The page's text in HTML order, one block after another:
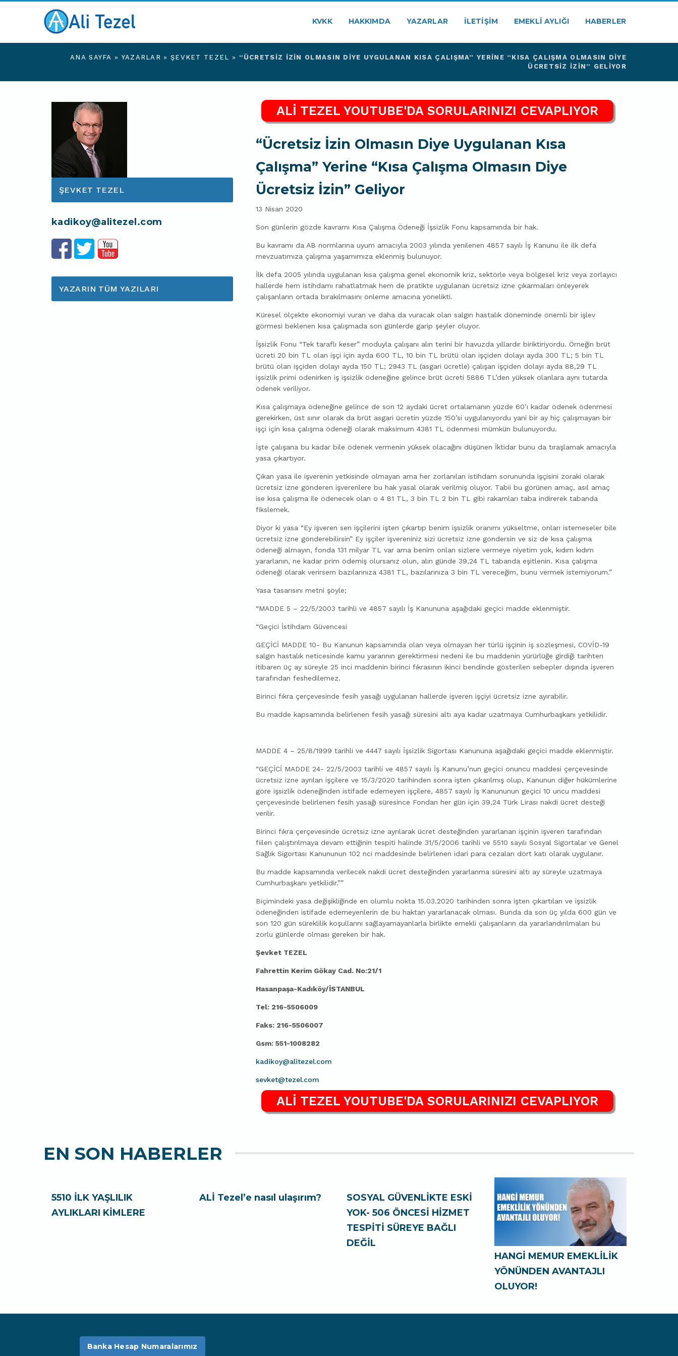
KVKK HAKKIMDA YAZARLAR İLETIŞIM EMEKLI AYLIĞI HABERLER
ANA SAYFA »YAZARLAR » ŞEVKET TEZEL » “ÜCRETSIZ İZIN OLMASIN DIYE UYGULANAN KISA ÇALIŞMA” YERINE “KISA ÇALIŞMA OLMASIN DIYE
ÜCRETSIZ İZIN” GELIYOR
ŞEVKET TEZEL
kadikoy@alitezel.com
YAZARIN TÜM YAZILARI
ALİ TEZEL YOUTUBE'DA SORULARINIZI CEVAPLIYOR
“Ücretsiz İzin Olmasın Diye Uygulanan Kısa
Çalışma” Yerine “Kısa Çalışma Olmasın Diye
Ücretsiz İzin” Geliyor
13 Nisan 2020
Son günlerin gözde kavramı Kısa Çalışma Ödeneği İşsizlik Fonu kapsamında bir hak.
Bu kavramı da AB normlarına uyum amacıyla 2003 yılında yenilenen 4857 sayılı İş Kanunu ile ilk defa
mevzuatımıza çalışma yaşamımıza eklenmiş bulunuyor.
İlk defa 2005 yılında uygulanan kısa çalışma genel ekonomik kriz, sektörle veya bölgesel kriz veya zorlayıcı
hallerde hem istihdamı rahatlatmak hem de pratikte uygulanan ücretsiz izne çıkarmaları önleyerek
çalışanların ortada bırakılmasını önleme amacına yönelikti.
Küresel ölçekte ekonomiyi vuran ve daha da vuracak olan salgın hastalık döneminde önemli bir işlev
görmesi beklenen kısa çalışmada son günlerde garip şeyler oluyor.
İşsizlik Fonu “Tek taraflı keser” moduyla çalışanı alın terini bir havuzda yıllardır biriktiriyordu. Örneğin brüt
ücreti 20 bin TL olan işçi için ayda 600 TL, 10 bin TL brütü olan işçiden dolayı ayda 300 TL; 5 bin TL
brütü olan işçiden dolayı ayda 150 TL; 2943 TL (asgari ücretle) çalışan işçiden dolayı ayda 88,29 TL
işsizlik primi ödenirken iş işsizlik ödeneğine gelince brüt ücreti 5886 TL’den yüksek olanlara aynı tutarda
ödenek veriliyor.
Kısa çalışmaya ödeneğine gelince de son 12 aydaki ücret ortalamanın yüzde 60’ı kadar ödenek ödenmesi
gerekirken, üst sınır olarak da brüt asgari ücretin yüzde 150’si uygulanıyordu yani bir ay hiç çalışmayan bir
işçi için kısa çalışma ödeneği olarak maksimum 4381 TL ödenmesi mümkün bulunuyordu.
İşte çalışana bu kadar bile ödenek vermenin yüksek olacağını düşünen İktidar bunu da tıraşlamak amacıyla
yasa çıkartıyor.
Çıkan yasa ile işverenin yetkisinde olmayan ama her zorlanılan istihdam sorununda işçisini zoraki olarak
ücretsiz izne gönderen işverenlere bu hak yasal olarak verilmiş oluyor. Tabii bu görünen amaç, asıl amaç
ise kısa çalışma ile ödenecek olan o 4 81 TL, 3 bin TL 2 bin TL gibi rakamları taba indirerek tabanda
fikslemek.
Diyor ki yasa “Ey işveren sen işçilerini işten çıkartıp benim işsizlik oranımı yükseltme, onları istemeseler bile
ücretsiz izne gönderebilirsin” Ey işçiler işvereniniz sizi ücretsiz izne göndersin ve siz de kısa çalışma
ödeneği almayın, fonda 131 milyar TL var ama benim onları sizlere vermeye niyetim yok, kıdım kıdım
yararlanın, ne kadar prim ödemiş olursanız olun, alın günde 39,24 TL tabanda eşitlenin. Kısa çalışma
ödeneği olarak verirsem bazılarınıza 4381 TL, bazılarınıza 3 bin TL vereceğim, bunu vermek istemiyorum.”
Yasa tasarısını metni şöyle;
“MADDE 5 – 22/5/2003 tarihli ve 4857 sayılı İş Kanununa aşağıdaki geçici madde eklenmiştir.
“Geçici İstihdam Güvencesi
GEÇİCİ MADDE 10- Bu Kanunun kapsamında olan veya olmayan her türlü işçinin iş sözleşmesi, COVİD-19
salgın hastalık neticesinde kamu yararının gerektirmesi nedeni ile bu maddenin yürürlüğe girdiği tarihten
itibaren üç ay süreyle 25 inci maddenin birinci fıkrasının ikinci bendinde gösterilen sebepler dışında işveren
tarafından feshedilemez.
​Birinci fıkra çerçevesinde fesih yasağı uygulanan hallerde işveren işçiyi ücretsiz izne ayırabilir.
​Bu madde kapsamında belirlenen fesih yasağı süresini altı aya kadar uzatmaya Cumhurbaşkanı yetkilidir.
MADDE 4 – 25/8/1999 tarihli ve 4447 sayılı İşsizlik Sigortası Kanununa aşağıdaki geçici madde eklenmiştir.
“GEÇİCİ MADDE 24- 22/5/2003 tarihli ve 4857 sayılı İş Kanunu’nun geçici onuncu maddesi çerçevesinde
ücretsiz izne ayrılan işçilere ve 15/3/2020 tarihinden sonra işten çıkarılmış olup, Kanunun diğer hükümlerine
göre işsizlik ödeneğinden istifade edemeyen işçilere, 4857 sayılı İş Kanununun geçici 10 uncu maddesi
çerçevesinde belirlenen fesih yasağı süresince Fondan her gün için 39,24 Türk Lirası nakdi ücret desteği
verilir.
Birinci fıkra çerçevesinde ücretsiz izne ayrılarak ücret desteğinden yararlanan işçinin işveren tarafından
fiilen çalıştırılmaya devam ettiğinin tespiti halinde 31/5/2006 tarihli ve 5510 sayılı Sosyal Sigortalar ve Genel
Sağlık Sigortası Kanununun 102 nci maddesinde belirlenen idari para cezaları dört katı olarak uygulanır.
Bu madde kapsamında verilecek nakdi ücret desteğinden yararlanma süresini altı ay süreyle uzatmaya
Cumhurbaşkanı yetkilidir.””
Biçimindeki yasa değişikliğinde en olumlu nokta 15.03.2020 tarihinden sonra işten çıkartılan ve işsizlik
ödeneğinden istifade edemeyenlerin de bu haktan yararlanacak olması. Bunda da son üç yılda 600 gün ve
son 120 gün süreklilik koşullarını sağlayamayanlarla birlikte emekli çalışanların da yararlandırılmaları bu
zorlu günlerde olması gereken bir hak.
Şevket TEZEL
Fahrettin Kerim Gökay Cad. No:21/1
Hasanpaşa-Kadıköy/İSTANBUL
Tel: 216-5506009
Faks: 216-5506007
Gsm: 551-1008282
kadikoy@alitezel.com
sevket@tezel.com
ALİ TEZEL YOUTUBE'DA SORULARINIZI CEVAPLIYOR
EN SON HABERLER
5510 İLK YAŞLILIK
AYLIKLARI KİMLERE
ALİ Tezel’e nasıl ulaşırım?
SOSYAL GÜVENLİKTE ESKİ
YOK- 506 ÖNCESİ HİZMET
TESPİTİ SÜREYE BAĞLI
DEĞİL
HANGİ MEMUR EMEKLİLİK
YÖNÜNDEN AVANTAJLI
OLUYOR!
Banka Hesap Numaralarımız